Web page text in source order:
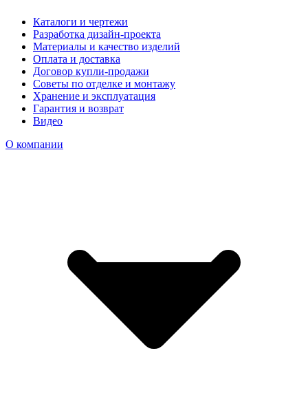
Каталоги и чертежи
Разработка дизайн-проекта
Материалы и качество изделий
Оплата и доставка
Договор купли-продажи
Советы по отделке и монтажу
Хранение и эксплуатация
Гарантия и возврат
Видео
О компании